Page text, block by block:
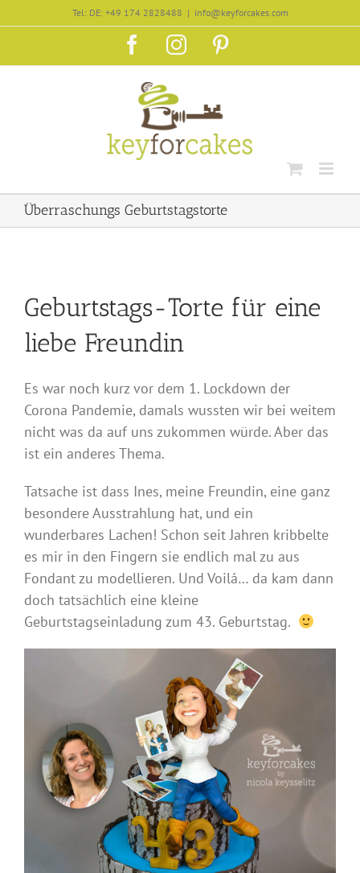
Inhalt
Tel: DE: +49 174 2828488 | info@keyforcakes.com
FacebookInstagram
Überraschungs Geburtstagstorte
Geburtstags-Torte für eine
liebe Freundin
Es war noch kurz vor dem 1. Lockdown der
Corona Pandemie, damals wussten wir bei weitem
nicht was da auf uns zukommen würde. Aber das
ist ein anderes Thema.
Tatsache ist dass Ines, meine Freundin, eine ganz
besondere Ausstrahlung hat, und ein
wunderbares Lachen! Schon seit Jahren kribbelte
es mir in den Fingern sie endlich mal zu aus
Fondant zu modellieren. Und Voilá… da kam dann
doch tatsächlich eine kleine
Geburtstagseinladung zum 43. Geburtstag.